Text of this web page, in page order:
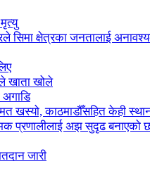
सिमा क्षेत्रका जनतालाई
खाता खोले
अगाडि
खस्यो, काठमाडौँसहित केही
प्रणालीलाई अझ सुदृढ बनाएको
जारी